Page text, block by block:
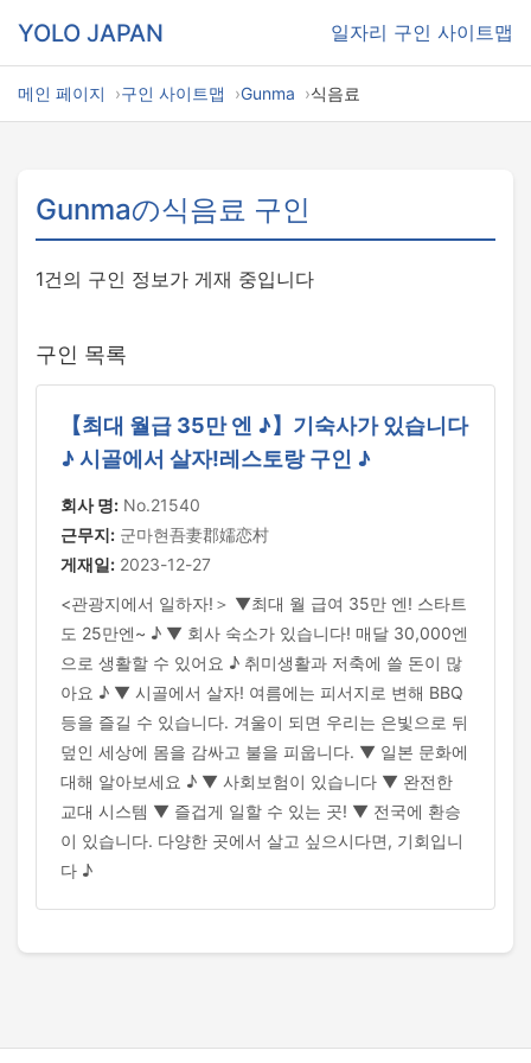
YOLO JAPAN 일자리 구인 사이트맵
메인 페이지 구인 사이트맵 Gunma 식음료
Gunmaの식음료 구인
1건의 구인 정보가 게재 중입니다
구인 목록
【최대 월급 35만 엔 ♪】기숙사가 있습니다
♪ 시골에서 살자!레스토랑 구인 ♪
회사 명: No.21540
근무지: 군마현吾妻郡嬬恋村
게재일: 2023-12-27
<관광지에서 일하자!＞ ▼최대 월 급여 35만 엔! 스타트
도 25만엔~ ♪ ▼ 회사 숙소가 있습니다! 매달 30,000엔
으로 생활할 수 있어요 ♪ 취미생활과 저축에 쓸 돈이 많
아요 ♪ ▼ 시골에서 살자! 여름에는 피서지로 변해 BBQ
등을 즐길 수 있습니다. 겨울이 되면 우리는 은빛으로 뒤
덮인 세상에 몸을 감싸고 불을 피웁니다. ▼ 일본 문화에
대해 알아보세요 ♪ ▼ 사회보험이 있습니다 ▼ 완전한
교대 시스템 ▼ 즐겁게 일할 수 있는 곳! ▼ 전국에 환승
이 있습니다. 다양한 곳에서 살고 싶으시다면, 기회입니
다 ♪